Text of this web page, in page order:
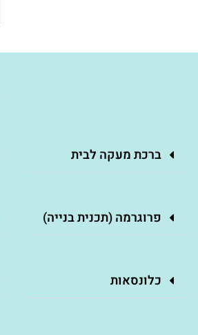
ברכת מעקה לבית
פרוגרמה (תכנית בנייה)
כלונסאות